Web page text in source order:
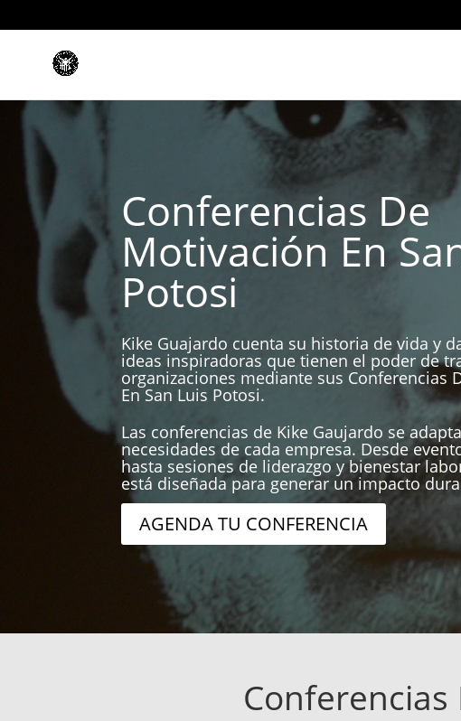
Conferencias De
Motivación En
Potosi
Kike Guajardo cuenta su historia de vida y
ideas inspiradoras que tienen el poder de
organizaciones mediante sus Conferencias
En San Luis Potosi.
Las conferencias de Kike Gaujardo se
necesidades de cada empresa. Desde
hasta sesiones de liderazgo y bienestar
está diseñada para generar un impacto
AGENDA TU CONFERENCIA
Conferencias